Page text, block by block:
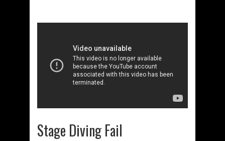
Stage Diving Fail